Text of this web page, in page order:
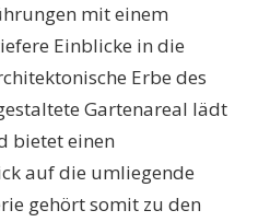
mit einem
Einblicke in die
Erbe des
Gartenareal lädt
bietet einen
auf die umliegende
gehört somit zu den